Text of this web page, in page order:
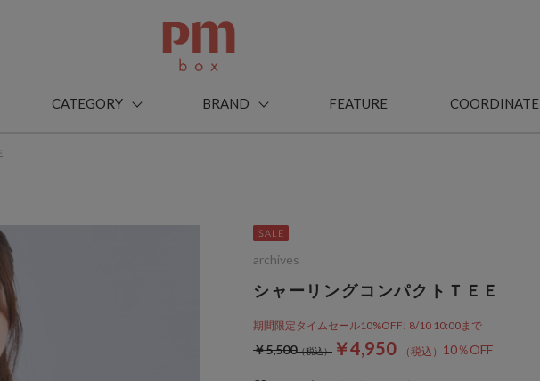
CATEGORY BRAND FEATURE COORDINATE
シャーリングコンパクトＴＥＥ
期間限定タイムセール10%OFF! 8/10 10:00まで
￥4,950 10％OFF
￥5,500
archives